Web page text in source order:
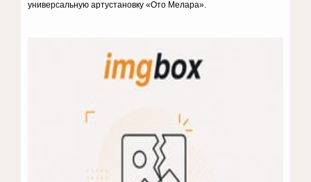
универсальную артустановку «Ото Мелара».